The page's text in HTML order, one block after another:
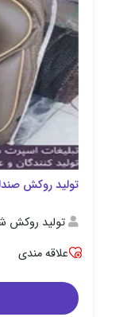
تولید روکش
تولید روکش
علاقه مندی